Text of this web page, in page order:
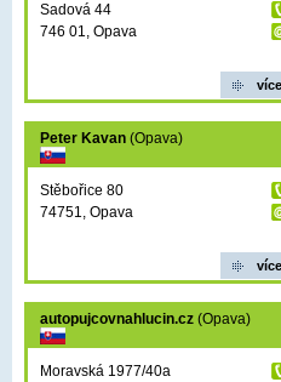
Sadová 44
746 01, Opava
Peter Kavan (Opava)
Stěbořice 80
74751, Opava
autopujcovnahlucin.cz (Opava)
Moravská 1977/40a